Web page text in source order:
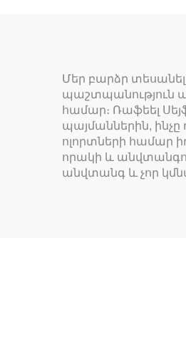
Մեր բարձր
պաշտպանություն
համար։ Ռաֆեել
պայմաններին,
ոլորտների համար
որակի և
անվտանգ և չոր